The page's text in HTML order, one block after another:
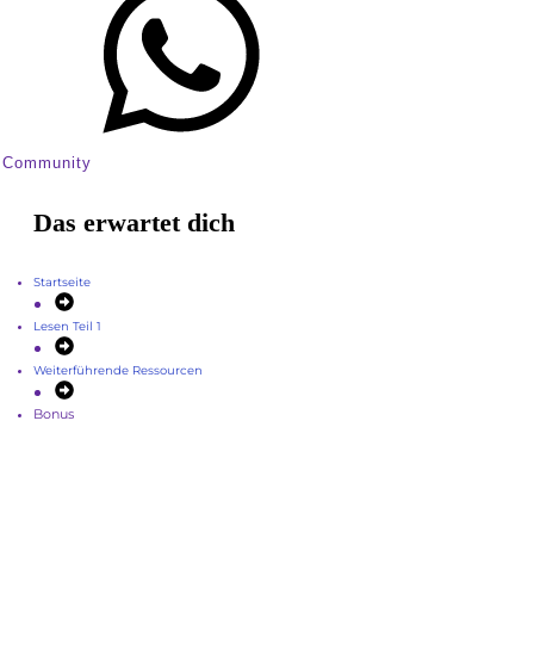
Community
Das erwartet dich
Startseite
Lesen Teil 1
Weiterführende Ressourcen
Bonus